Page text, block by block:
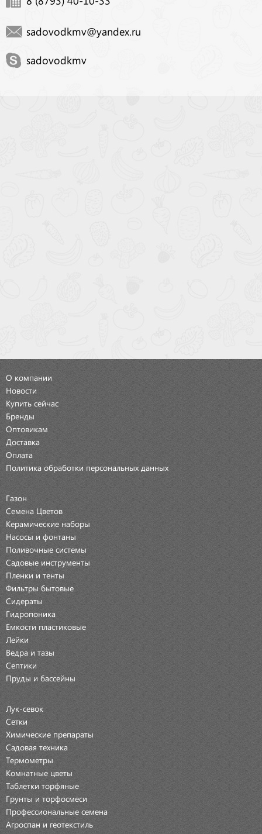
sadovodkmv@yandex.ru
sadovodkmv
О компании
Новости
Купить сейчас
Бренды
Оптовикам
Доставка
Оплата
Политика обработки персональных данных
Газон
Семена Цветов
Керамические наборы
Насосы и фонтаны
Поливочные системы
Садовые инструменты
Пленки и тенты
Фильтры бытовые
Сидераты
Гидропоника
Емкости пластиковые
Лейки
Ведра и тазы
Септики
Пруды и бассейны
Лук-севок
Сетки
Химические препараты
Садовая техника
Термометры
Комнатные цветы
Таблетки торфяные
Грунты и торфосмеси
Профессиональные семена
Агроспан и геотекстиль